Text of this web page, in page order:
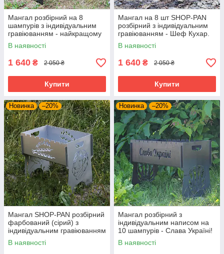
Мангал розбірний на 8
шампурів з індивідуальним
гравіюванням - найкращому
чоловікові. Мангал для
подарунка
В наявності
1 640 ₴ 2 050 ₴
Купити
Мангал на 8 шт SHOP-PAN
розбірний з індивідуальним
гравіюванням - Шеф Кухар.
Подарунковий мангал
В наявності
1 640 ₴ 2 050 ₴
Купити
Новинка –20%
Мангал SHOP-PAN розбірний
фарбований (сірий) з
індивідуальним гравіюванням
на 8 шампурів. Подарунковий
мангал
В наявності
Новинка –20%
Мангал розбірний з
індивідуальним написом на
10 шампурів - Слава Україні!
Розмір – 500х300х440 мм
В наявності